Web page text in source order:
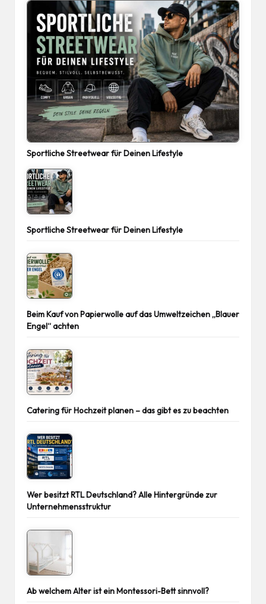
Sportliche Streetwear für Deinen Lifestyle
Sportliche Streetwear für Deinen Lifestyle
Beim Kauf von Papierwolle auf das Umweltzeichen „Blauer
Engel“ achten
Catering für Hochzeit planen – das gibt es zu beachten
Wer besitzt RTL Deutschland? Alle Hintergründe zur
Unternehmensstruktur
Ab welchem Alter ist ein Montessori-Bett sinnvoll?